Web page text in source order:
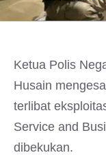
Ketua Polis
Husain
terlibat
Service and
dibekukan.